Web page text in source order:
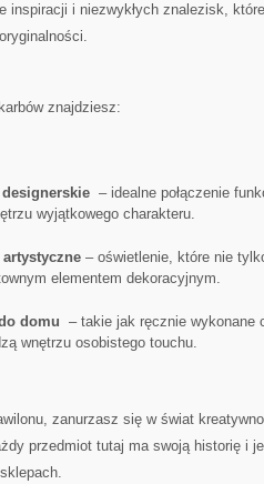
inspiracji i niezwykłych znalezisk,​
znajdziesz:
– ⁣idealne połączenie
wyjątkowego charakteru.
​–⁤ oświetlenie, które nie
elementem‌ dekoracyjnym.
⁤domu
– ⁢takie jak ‍ręcznie ​wykonane
wnętrzu osobistego‍ touchu.
zanurzasz się w⁢ świat‍
przedmiot tutaj ma swoją historię i